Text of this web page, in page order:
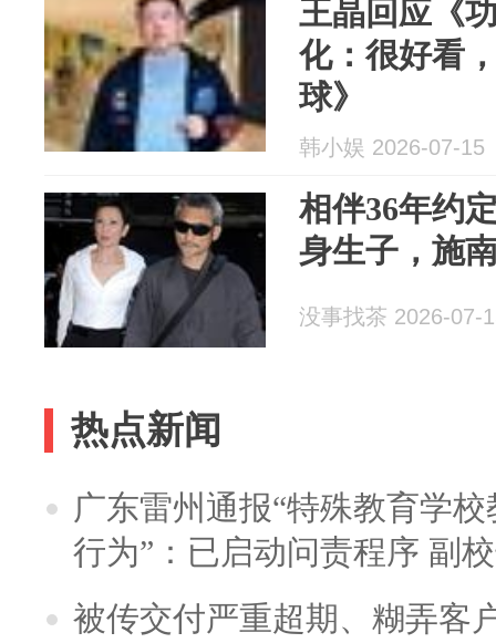
王晶回应《
化：很好看
球》
韩小娱 2026-07-15
相伴36年约
身生子，施
没事找茶 2026-07-
热点新闻
广东雷州通报“特殊教育学
行为”：已启动问责程序 副
被传交付严重超期、糊弄客